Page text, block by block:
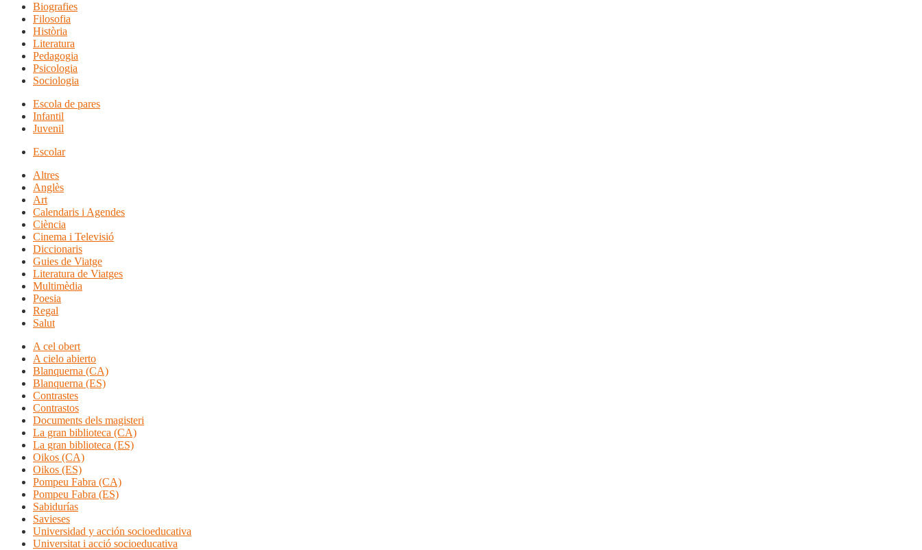
Biografies
Filosofia
Història
Literatura
Pedagogia
Psicologia
Sociologia
Escola de pares
Infantil
Juvenil
Escolar
Altres
Anglès
Art
Calendaris i Agendes
Ciència
Cinema i Televisió
Diccionaris
Guies de Viatge
Literatura de Viatges
Multimèdia
Poesia
Regal
Salut
A cel obert
A cielo abierto
Blanquerna (CA)
Blanquerna (ES)
Contrastes
Contrastos
Documents dels magisteri
La gran biblioteca (CA)
La gran biblioteca (ES)
Oikos (CA)
Oikos (ES)
Pompeu Fabra (CA)
Pompeu Fabra (ES)
Sabidurías
Savieses
Universidad y acción socioeducativa
Universitat i acció socioeducativa